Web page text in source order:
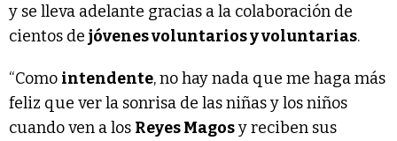
y se lleva adelante gracias a la colaboración de
cientos de jóvenes voluntarios y voluntarias.
“Como intendente, no hay nada que me haga más
feliz que ver la sonrisa de las niñas y los niños
cuando ven a los Reyes Magosy reciben sus